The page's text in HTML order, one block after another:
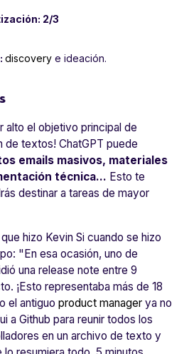
2/3
discovery e ideación.
alto el objetivo principal de
de textos! ChatGPT puede
emails masivos, materiales
técnica... Esto te
destinar a tareas de mayor
hizo Kevin Si cuando se hizo
"En esa ocasión, uno de
una release note entre 9
. ¡Esto representaba más de 18
el antiguo product manager ya no
a Github para reunir todos los
en un archivo de texto y